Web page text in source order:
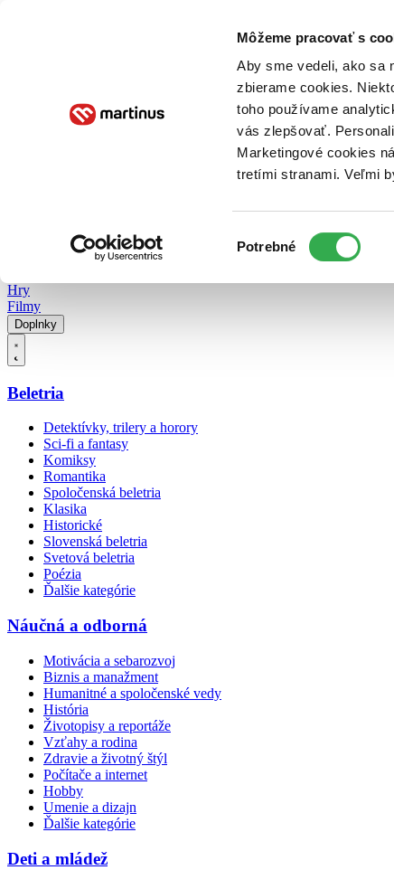
Môžeme pracovať s
Aby sme vedeli, ako sa
zbierame cookies.
toho používame
vás zlepšovať.
Marketingové cookies
tretími stranami. Veľmi
súhlasu
Potrebné
Poukážky Kontakt
Hry
Filmy
Doplnky
Beletria
Detektívky, trilery a horory
Sci-fi a fantasy
Komiksy
Romantika
Spoločenská beletria
Klasika
Historické
Slovenská beletria
Svetová beletria
Poézia
Ďalšie kategórie
Náučná a odborná
Motivácia a sebarozvoj
Biznis a manažment
Humanitné a spoločenské vedy
História
Životopisy a reportáže
Vzťahy a rodina
Zdravie a životný štýl
Počítače a internet
Hobby
Umenie a dizajn
Ďalšie kategórie
Deti a mládež